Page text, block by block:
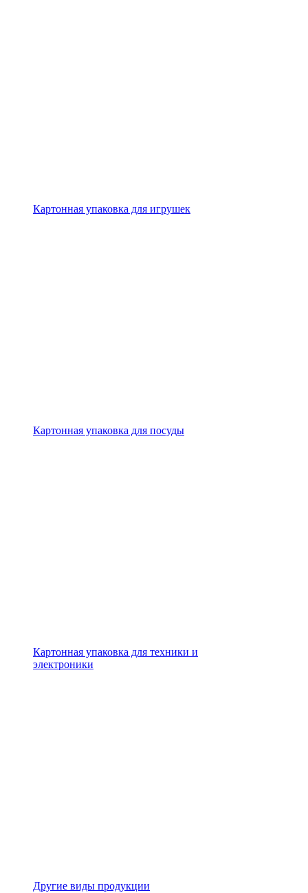
Картонная упаковка для игрушек
Картонная упаковка для посуды
Картонная упаковка для техники и
электроники
Другие виды продукции